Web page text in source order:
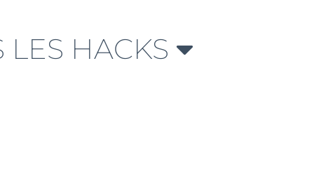
LES HACKS